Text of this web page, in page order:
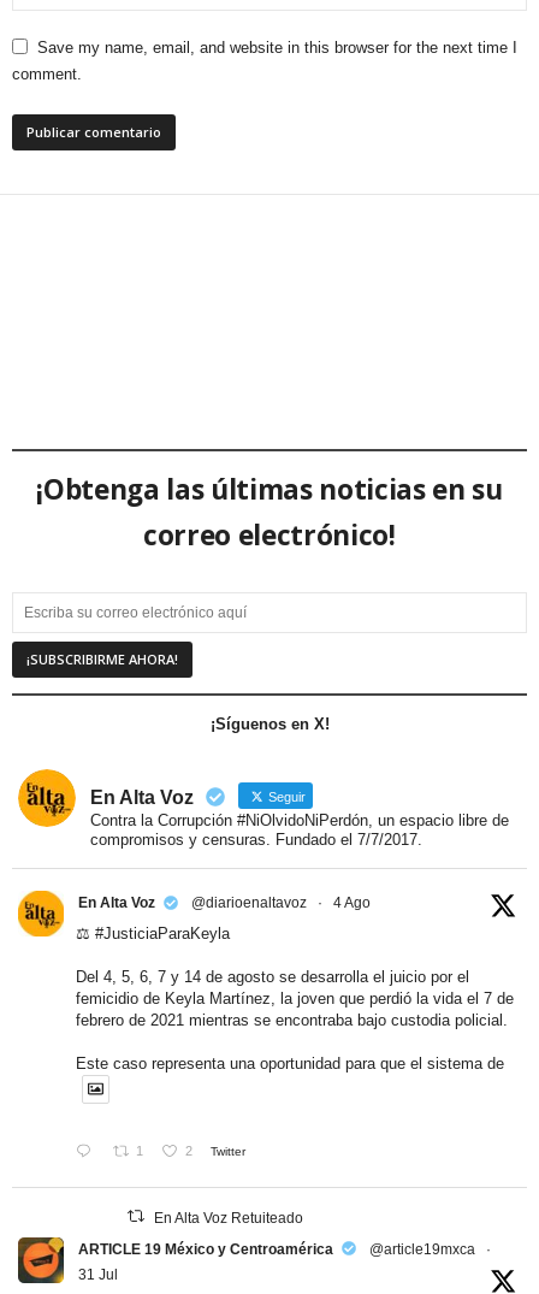
Save my name, email, and website in this browser for the next time I
comment.
¡Obtenga las últimas noticias en su
correo electrónico!
¡Síguenos en X!
En Alta Voz Seguir
Contra la Corrupción #NiOlvidoNiPerdón, un espacio libre de
compromisos y censuras. Fundado el 7/7/2017.
En Alta Voz @diarioenaltavoz · 4 Ago
⚖️ #JusticiaParaKeyla
Del 4, 5, 6, 7 y 14 de agosto se desarrolla el juicio por el
femicidio de Keyla Martínez, la joven que perdió la vida el 7 de
febrero de 2021 mientras se encontraba bajo custodia policial.
Este caso representa una oportunidad para que el sistema de
1 2 Twitter
En Alta Voz Retuiteado
ARTICLE 19 México y Centroamérica
@article19mxca
·
31 Jul